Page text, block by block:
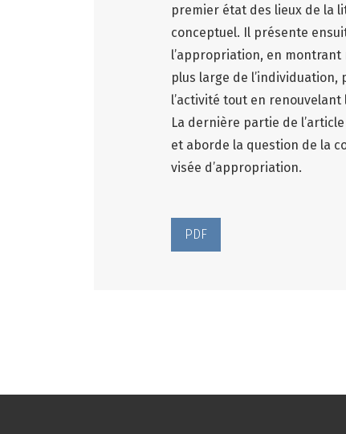
premier état des lieux de la
conceptuel. Il présente
l’appropriation, en
plus large de
l’activité tout en
La dernière partie de
et aborde la question de la
visée d’appropriation.
PDF